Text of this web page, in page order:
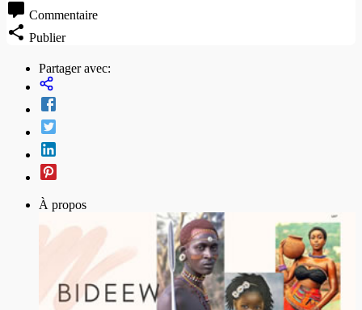
Commentaire
Publier
Partager avec:
À propos